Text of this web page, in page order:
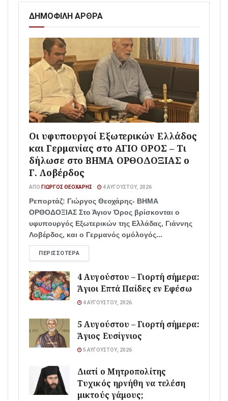
ΔΗΜΟΦΙΛΗ ΑΡΘΡΑ
Οι υφυπουργοί Εξωτερικών Ελλάδος
και Γερμανίας στο ΑΓΙΟ ΟΡΟΣ – Τι
δήλωσε στο ΒΗΜΑ ΟΡΘΟΔΟΞΙΑΣ ο
Γ. Λοβέρδος
ΑΠΌ ΓΙΏΡΓΟΣ ΘΕΟΧΆΡΗΣ 4 ΑΥΓΟΎΣΤΟΥ, 2026
Ρεπορτάζ: Γιώργος Θεοχάρης- ΒΗΜΑ
ΟΡΘΟΔΟΞΙΑΣ Στο Άγιον Όρος βρίσκονται ο
υφυπουργός Εξωτερικών της Ελλάδας, Γιάννης
Λοβέρδος, και ο Γερμανός ομόλογός...
ΠΕΡΙΣΣΌΤΕΡΑ
4 Αυγούστου – Γιορτή σήμερα:
Άγιοι Επτά Παίδες εν Εφέσω
4 ΑΥΓΟΎΣΤΟΥ, 2026
5 Αυγούστου – Γιορτή σήμερα:
Άγιος Ευσίγνιος
5 ΑΥΓΟΎΣΤΟΥ, 2026
Διατί ο Μητροπολίτης
Τυχικός ηρνήθη να τελέση
μικτούς γάμους;